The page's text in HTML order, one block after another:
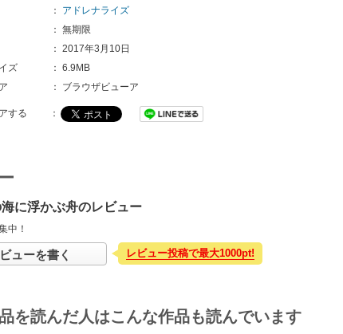
：
アドレナライズ
： 無期限
： 2017年3月10日
ズ
： 6.9MB
： ブラウザビューア
する ：
に浮かぶ舟のレビュー
中！
ューを書く レビュー投稿で最大1000pt!
を読んだ人はこんな作品も読んでいます